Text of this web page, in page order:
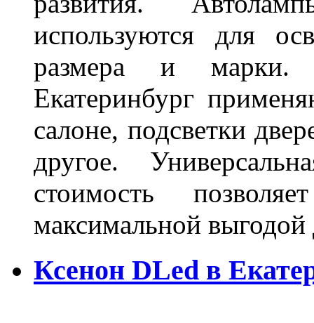
используются для
размера и марки.
Екатеринбург
салоне, подсветки
другое.
стоимость
максимальной
Ксенон DLed в